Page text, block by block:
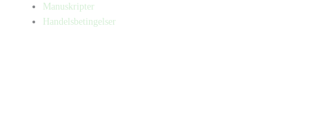
Manuskripter
Handelsbetingelser